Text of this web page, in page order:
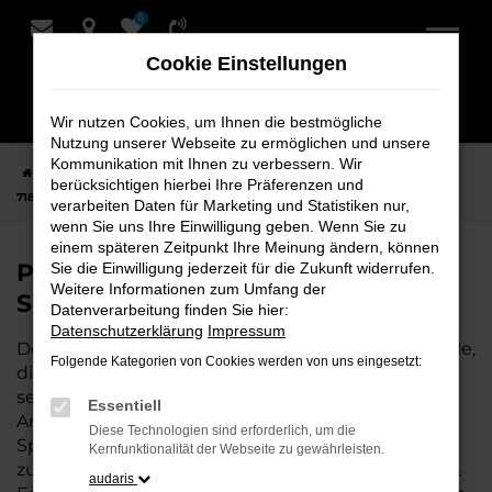
Zum
0
Startseite Bremervörde Porsche Porsche 718 Spyder
718 Spyder Neuwagen bei Schmidt + Koch für Bremervörde
Porsche 718 Spyder Neuwagen bei
Schmidt + Koch für Bremervörde
Der Porsche 718 Spyder ist die perfekte Wahl für alle,
die für Bremervörde einen Neuwagen suchen. Mit
seiner modernen Technik, seinem effizienten
Antrieb und dem stilvollen Design ist der 718
Spyder die ideale Lösung für jeden, der ein
zuverlässiges und komfortables Fahrzeug möchte.
Cookie Einstellungen
Wir nutzen Cookies, um Ihnen die bestmögliche
Nutzung unserer Webseite zu ermöglichen und unsere
Kommunikation mit Ihnen zu verbessern. Wir
berücksichtigen hierbei Ihre Präferenzen und
verarbeiten Daten für Marketing und Statistiken nur,
wenn Sie uns Ihre Einwilligung geben. Wenn Sie zu
einem späteren Zeitpunkt Ihre Meinung ändern, können
Sie die Einwilligung jederzeit für die Zukunft widerrufen.
Weitere Informationen zum Umfang der
Datenverarbeitung finden Sie hier:
Datenschutzerklärung Impressum
Folgende Kategorien von Cookies werden von uns eingesetzt:
Essentiell
Diese Technologien sind erforderlich, um die
Kernfunktionalität der Webseite zu gewährleisten.
audaris